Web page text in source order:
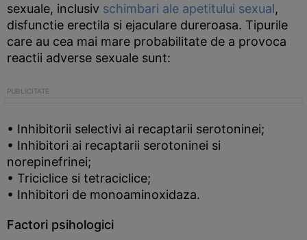
sexuale, inclusiv schimbari ale apetitului sexual,
disfunctie erectila si ejaculare dureroasa. Tipurile
care au cea mai mare probabilitate de a provoca
reactii adverse sexuale sunt:
• Inhibitorii selectivi ai recaptarii serotoninei;
• Inhibitori ai recaptarii serotoninei si
norepinefrinei;
• Triciclice si tetraciclice;
• Inhibitori de monoaminoxidaza.
Factori psihologici